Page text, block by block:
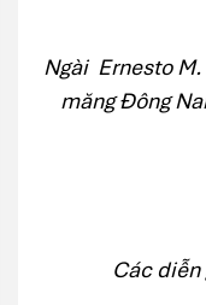
Ngài Ernesto
măng Đông
Các